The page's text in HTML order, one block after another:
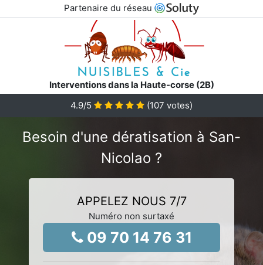
Partenaire du réseau
Interventions dans la Haute-corse (2B)
4.9/5 (107 votes)
Besoin d'une dératisation à San-
Nicolao ?
APPELEZ NOUS 7/7
Numéro non surtaxé
09 70 14 76 31